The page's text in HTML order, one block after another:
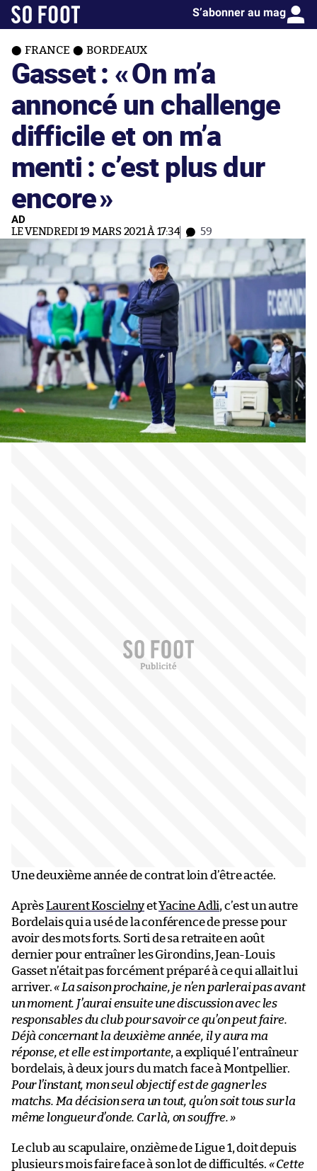
S’abonner au mag
FRANCE BORDEAUX
Gasset : «On m’a
annoncé un challenge
difficile et on m’a
menti : c’est plus dur
encore»
AD
LE VENDREDI 19 MARS 2021 À 17:34 59
Une deuxième année de contrat loin d’être actée.
AprèsLaurent KoscielnyetYacine Adli, c’est un autre
Bordelais qui a usé de la conférence de presse pour
avoir des mots forts. Sorti de sa retraite en août
dernier pour entraîner les Girondins, Jean-Louis
Gasset n’était pas forcément préparé à ce qui allait lui
arriver.« La saison prochaine, je n’en parlerai pas avant
un moment. J’aurai ensuite une discussion avec les
responsables du club pour savoir ce qu’on peut faire.
Déjà concernant la deuxième année, il y aura ma
réponse, et elle est importante, a expliqué l’entraîneur
bordelais, à deux jours du match face à Montpellier.
Pour l’instant, mon seul objectif est de gagner les
matchs. Ma décision sera un tout, qu’on soit tous sur la
même longueur d’onde. Car là, on souffre. »
Le club au scapulaire, onzième de Ligue 1, doit depuis
plusieurs mois faire face à son lot de difficultés. « Cette